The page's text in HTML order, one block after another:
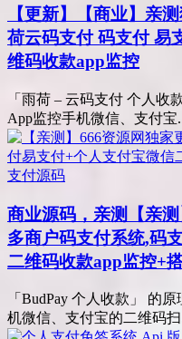
【更新】【商业】亲测
荷云码支付 码支付 易
维码收款app监控
「雨荷 – 云码支付 个人收
App监控手机微信、支付宝
支付源码
商业源码，亲测
【亲
多商户码支付系统,码
二维码收款app监控+
「BudPay 个人收款」 的
机微信、支付宝的二维码扫